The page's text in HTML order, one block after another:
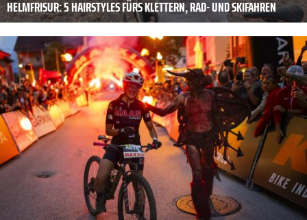
HELMFRISUR: 5 HAIRSTYLES FÜRS KLETTERN, RAD- UND SKIFAHREN